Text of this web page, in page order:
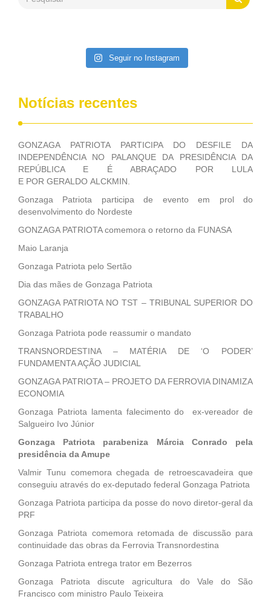
Patriota disse ainda que, mesmo sem mandato,
Seguir no Instagram
Notícias recentes
GONZAGA PATRIOTA PARTICIPA DO DESFILE DA
INDEPENDÊNCIA NO PALANQUE DA PRESIDÊNCIA DA
REPÚBLICA E É ABRAÇADO POR LULA
E POR GERALDO ALCKMIN.
Gonzaga Patriota participa de evento em prol do
desenvolvimento do Nordeste
GONZAGA PATRIOTA comemora o retorno da FUNASA
Maio Laranja
Gonzaga Patriota pelo Sertão
Dia das mães de Gonzaga Patriota
GONZAGA PATRIOTA NO TST – TRIBUNAL SUPERIOR DO
TRABALHO
Gonzaga Patriota pode reassumir o mandato
TRANSNORDESTINA – MATÉRIA DE ‘O PODER’
FUNDAMENTA AÇÃO JUDICIAL
GONZAGA PATRIOTA – PROJETO DA FERROVIA DINAMIZA
ECONOMIA
Gonzaga Patriota lamenta falecimento do ex-vereador de
Salgueiro Ivo Júnior
Gonzaga Patriota parabeniza Márcia Conrado pela
presidência da Amupe
Valmir Tunu comemora chegada de retroescavadeira que
conseguiu através do ex-deputado federal Gonzaga Patriota
Gonzaga Patriota participa da posse do novo diretor-geral da
PRF
Gonzaga Patriota comemora retomada de discussão para
continuidade das obras da Ferrovia Transnordestina
Gonzaga Patriota entrega trator em Bezerros
Gonzaga Patriota discute agricultura do Vale do São
Francisco com ministro Paulo Teixeira